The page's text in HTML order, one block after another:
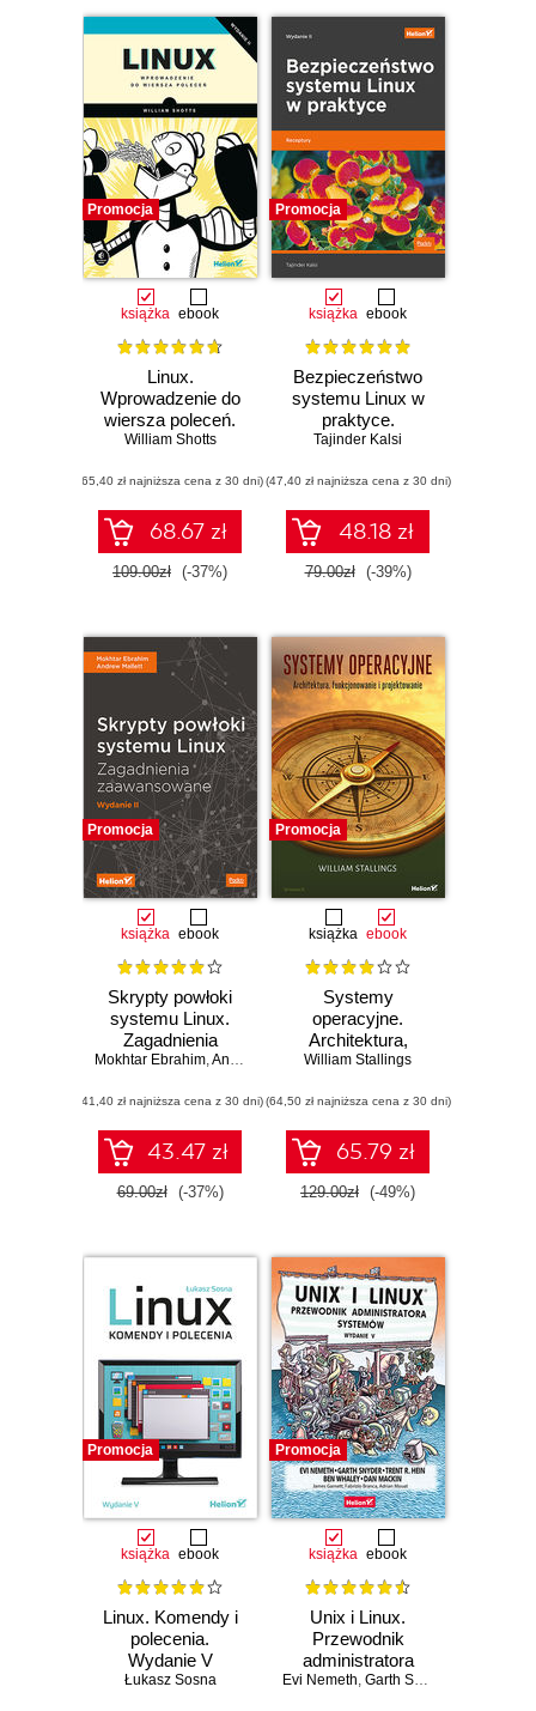
Promocja
książka ebook
Linux.
Wprowadzenie do
wiersza poleceń.
Wydanie II
William Shotts
(65,40 zł najniższa cena z 30 dni)
68.67 zł
109.00zł (-37%)
Promocja
książka ebook
Bezpieczeństwo
systemu Linux w
praktyce.
Receptury.
Tajinder Kalsi
(47,40 zł najniższa cena z 30 dni)
48.18 zł
79.00zł (-39%)
Promocja
książka ebook
Skrypty powłoki
systemu Linux.
Zagadnienia
zaawansowane.
Mokhtar Ebrahim,Andrew Mallett
(41,40 zł najniższa cena z 30 dni)
43.47 zł
69.00zł (-37%)
Promocja
książka ebook
Systemy
operacyjne.
Architektura,
funkcjonowanie i
Wydanie IX
William Stallings
(64,50 zł najniższa cena z 30 dni)
65.79 zł
129.00zł (-49%)
Promocja
książka ebook
Linux. Komendy i
polecenia.
Wydanie V
Łukasz Sosna
Promocja
książka ebook
Unix i Linux.
Przewodnik
administratora
systemów.
Evi Nemeth, Garth Snyder